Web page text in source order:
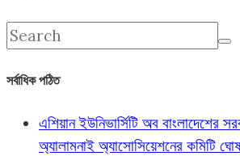
সর্বাধিক পঠিত
এশিয়ান ইউনিভার্সিটি অব বাংলাদেশের
অ্যালামনাই অ্যাসোসিয়েশনের কমিটি